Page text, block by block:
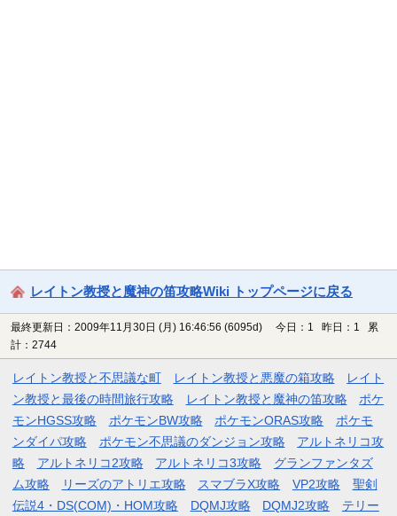
レイトン教授と魔神の笛攻略Wiki トップページに戻る
最終更新日：2009年11月30日 (月) 16:46:56 (6095d)
今日：1 昨日：1 累
計：2744
レイトン教授と不思議な町 レイトン教授と悪魔の箱攻略
レイト
ン教授と最後の時間旅行攻略
レイトン教授と魔神の笛攻略
ポケ
モンHGSS攻略
ポケモンBW攻略 ポケモンORAS攻略
ポケモ
ンダイパ攻略
ポケモン不思議のダンジョン攻略
アルトネリコ攻
略
アルトネリコ2攻略 アルトネリコ3攻略
グランファンタズ
ム攻略
リーズのアトリエ攻略 スマブラX攻略 VP2攻略
聖剣
伝説4・DS(COM)・HOM攻略
DQMJ攻略 DQMJ2攻略 テリー